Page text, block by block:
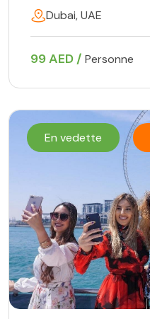
Dubai, UAE
99 AED / Personne
En vedette